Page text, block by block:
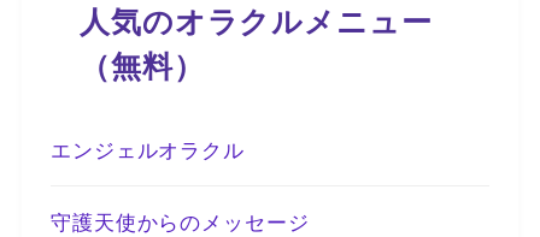
人気のオラクルメニュー
（無料）
エンジェルオラクル
守護天使からのメッセージ